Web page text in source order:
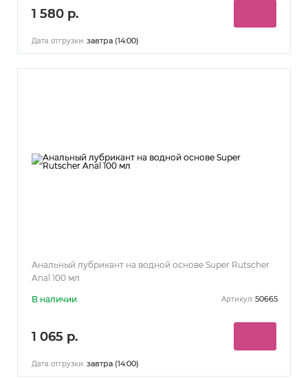
1 580 р.
Дата отгрузки: завтра (14:00)
Анальный лубрикант на водной основе Super Rutscher
Anal 100 мл
В наличии Артикул: 50665
1 065 р.
Дата отгрузки: завтра (14:00)